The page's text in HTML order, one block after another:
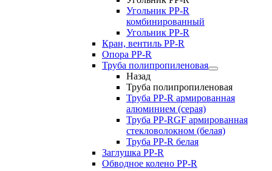
Угольник РР-R
комбинированный
Угольник РР-R
Кран, вентиль PP-R
Опора PP-R
Труба полипропиленовая
Назад
Труба полипропиленовая
Труба PP-R армированная
алюминием (серая)
Труба PP-RGF армированная
стекловолокном (белая)
Труба РР-R белая
Заглушка PP-R
Обводное колено PP-R